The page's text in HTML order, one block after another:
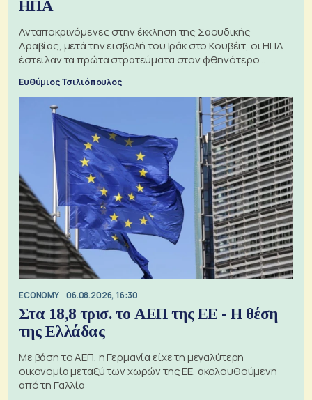
ΗΠΑ
Ανταποκρινόμενες στην έκκληση της Σαουδικής
Αραβίας, μετά την εισβολή του Ιράκ στο Κουβέιτ, οι ΗΠΑ
έστειλαν τα πρώτα στρατεύματα στον φθηνότερο
Ευθύμιος Τσιλιόπουλος
ECONOMY 06.08.2026, 16:30
Στα 18,8 τρισ. το ΑΕΠ της ΕΕ - Η θέση
της Ελλάδας
Με βάση το ΑΕΠ, η Γερμανία είχε τη μεγαλύτερη
οικονομία μεταξύ των χωρών της ΕΕ, ακολουθούμενη
από τη Γαλλία